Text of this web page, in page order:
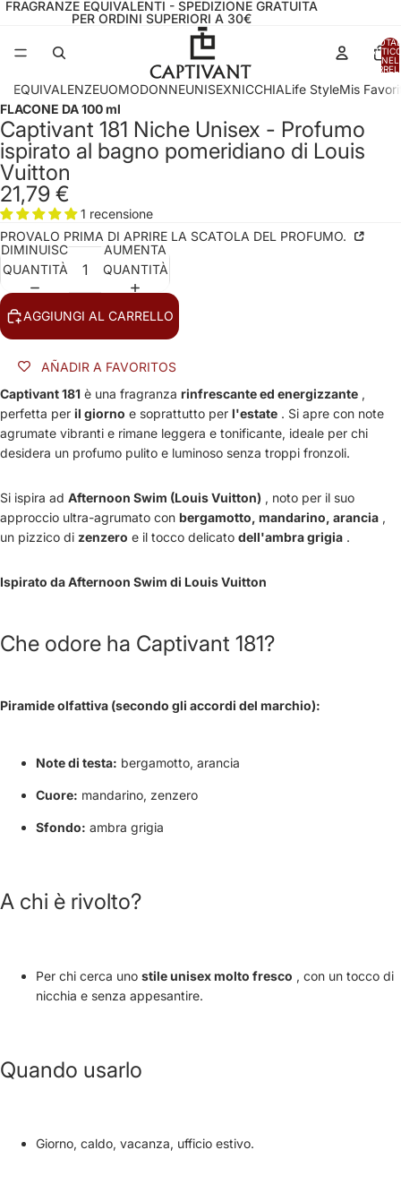
FRAGRANZE EQUIVALENTI - SPEDIZIONE GRATUITA
PER ORDINI SUPERIORI A 30€
NEL
EQUIVALENZEUOMODONNEUNISEXNICCHIALife StyleMis
FLACONE DA 100 ml
Captivant 181 Niche Unisex - Profumo
ispirato al bagno pomeridiano di Louis
Vuitton
21,79 €
1 recensione
PROVALO PRIMA DI APRIRE LA SCATOLA DEL PROFUMO.
DIMINUISCI
QUANTITÀ
AUMENTA
QUANTITÀ
AGGIUNGI AL CARRELLO
AÑADIR A FAVORITOS
Captivant 181 è una fragranza rinfrescante ed energizzante ,
perfetta per il giorno e soprattutto per l'estate . Si apre con note
agrumate vibranti e rimane leggera e tonificante, ideale per chi
desidera un profumo pulito e luminoso senza troppi fronzoli.
Si ispira ad Afternoon Swim (Louis Vuitton) , noto per il suo
approccio ultra-agrumato con bergamotto, mandarino, arancia ,
un pizzico di zenzero e il tocco delicato dell'ambra grigia .
Ispirato da Afternoon Swim di Louis Vuitton
Che odore ha Captivant 181?
Piramide olfattiva (secondo gli accordi del marchio):
Note di testa: bergamotto, arancia
Cuore: mandarino, zenzero
Sfondo: ambra grigia
A chi è rivolto?
Per chi cerca uno stile unisex molto fresco , con un tocco di
nicchia e senza appesantire.
Quando usarlo
Giorno, caldo, vacanza, ufficio estivo.